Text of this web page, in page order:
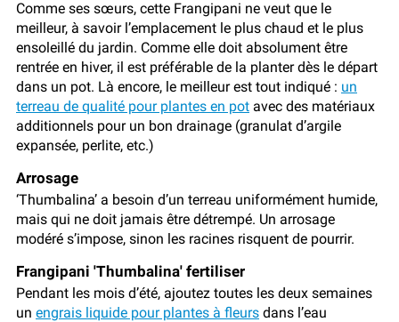
Comme ses sœurs, cette Frangipani ne veut que le
meilleur, à savoir l’emplacement le plus chaud et le plus
ensoleillé du jardin. Comme elle doit absolument être
rentrée en hiver, il est préférable de la planter dès le départ
dans un pot. Là encore, le meilleur est tout indiqué : un
terreau de qualité pour plantes en pot avec des matériaux
additionnels pour un bon drainage (granulat d’argile
expansée, perlite, etc.)
Arrosage
‘Thumbalina’ a besoin d’un terreau uniformément humide,
mais qui ne doit jamais être détrempé. Un arrosage
modéré s’impose, sinon les racines risquent de pourrir.
Frangipani 'Thumbalina' fertiliser
Pendant les mois d’été, ajoutez toutes les deux semaines
un engrais liquide pour plantes à fleurs dans l’eau